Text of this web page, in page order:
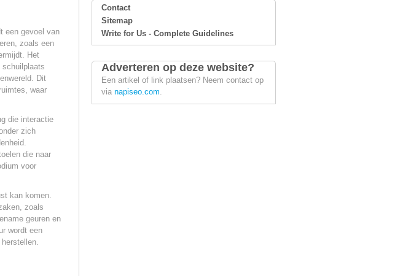
een gevoel van
zoals een
Het
schuilplaats
Dit
waar
die interactie
zich
die naar
voor
kan komen.
zoals
geuren en
wordt een
Contact
Sitemap
Write for Us - Complete Guidelines
Adverteren op deze website?
Een artikel of link plaatsen? Neem contact op
via napiseo.com.